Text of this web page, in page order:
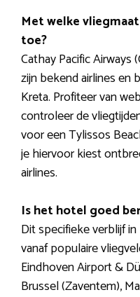
Met welke
toe?
Cathay Pacific Airways
zijn bekend airlines en
Kreta. Profiteer van
controleer de
voor een Tylissos
je hiervoor kiest
airlines.
Is het hotel goed
Dit specifieke verblijf
vanaf populaire
Eindhoven Airport &
Brussel (Zaventem),